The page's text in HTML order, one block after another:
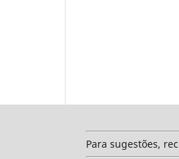
Para sugestões,